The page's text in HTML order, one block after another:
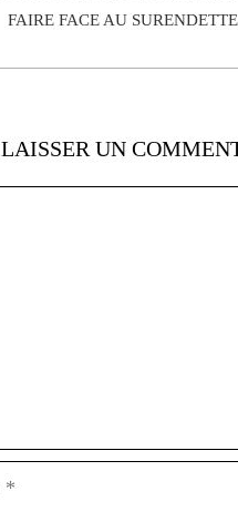
FAIRE FACE AU
LAISSER UN